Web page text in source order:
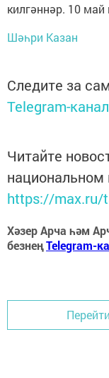
килгәннәр. 10
Шәһри Казан
Следите за
Telegram-
Читайте
https://max.ru/
Хәзер Арча һәм
безнеңTelegram-